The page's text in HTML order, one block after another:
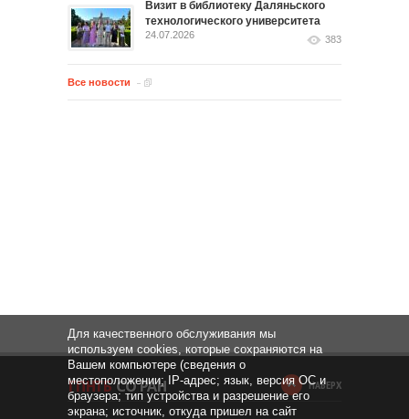
Визит в библиотеку Даляньского
технологического университета
24.07.2026 383
Все новости
НАВЕРХ
Для качественного обслуживания мы
используем cookies, которые сохраняются на
Вашем компьютере (сведения о
местоположении; IP-адрес; язык, версия ОС и
браузера; тип устройства и разрешение его
экрана; источник, откуда пришел на сайт